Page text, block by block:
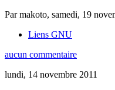
Par makoto, samedi, 19
Liens GNU
aucun commentaire
lundi, 14 novembre 2011